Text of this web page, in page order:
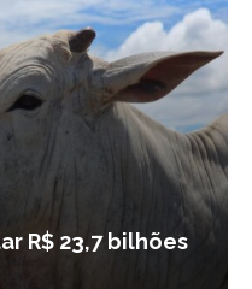
R$ 23,7 bilhões